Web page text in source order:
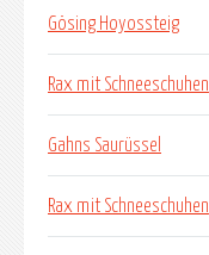
Gösing Hoyossteig
Rax mit Schneeschuhen
Gahns Saurüssel
Rax mit Schneeschuhen